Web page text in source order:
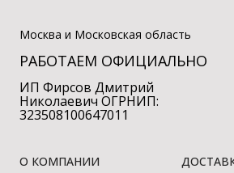
Москва и Московская область
РАБОТАЕМ ОФИЦИАЛЬНО
ИП Фирсов Дмитрий
Николаевич ОГРНИП:
323508100647011
О КОМПАНИИ